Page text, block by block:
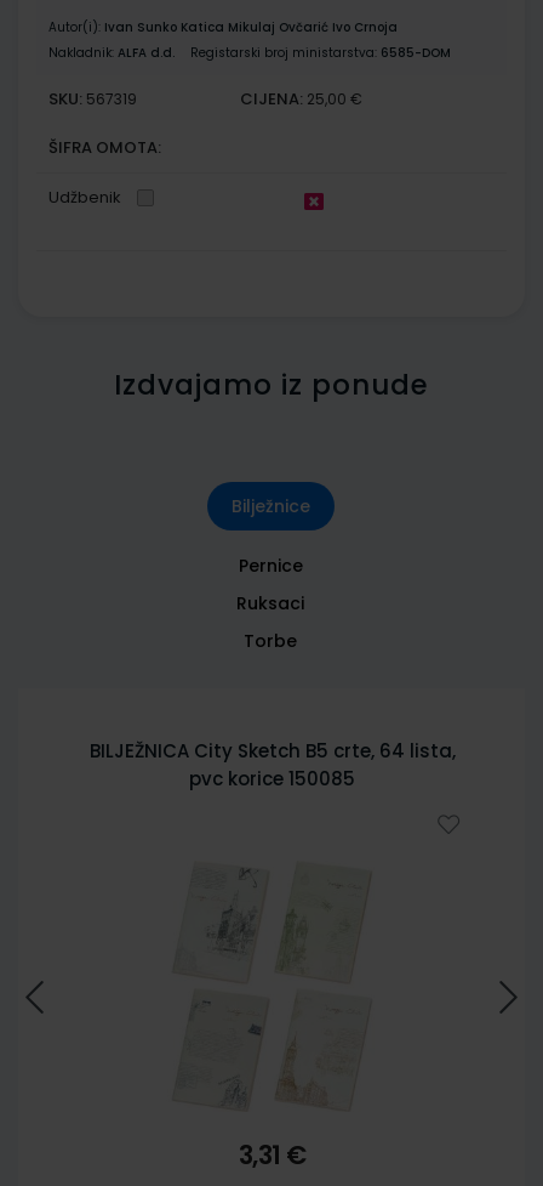
Autor(i): Ivan Sunko Katica Mikulaj Ovčarić Ivo Crnoja
Nakladnik: ALFA d.d. Registarski broj ministarstva: 6585-DOM
SKU: 567319 CIJENA: 25,00 €
ŠIFRA OMOTA:
Udžbenik
Izdvajamo iz ponude
Bilježnice
Pernice
Ruksaci
Torbe
BILJEŽNICA City Sketch B5 crte, 64 lista,
pvc korice 150085
3,31 €